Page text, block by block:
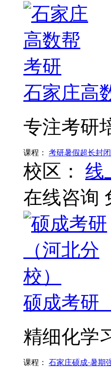
石家庄高
专注考研
课程： 考研暑假超长封
校区： 线
在线咨询
硕成考研
精细化学
课程： 石家庄硕成·暑期